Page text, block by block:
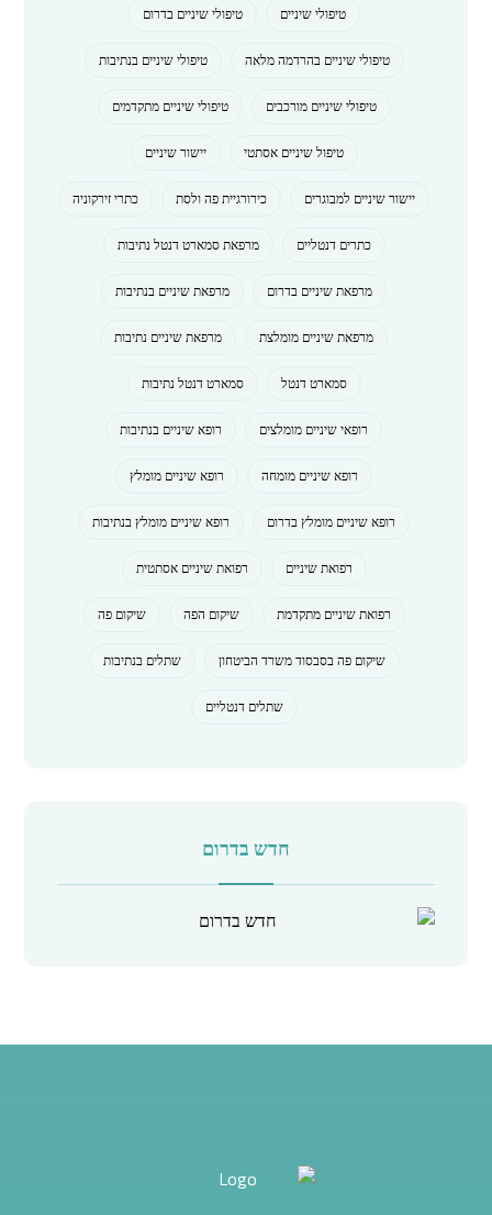
טיפולי שיניים
טיפולי שיניים בדרום
טיפולי שיניים בהרדמה מלאה
טיפולי שיניים בנתיבות
טיפולי שיניים מורכבים
טיפולי שיניים מתקדמים
טיפול שיניים אסתטי
יישור שיניים
יישור שיניים למבוגרים
כירורגיית פה ולסת
כתרי זירקוניה
כתרים דנטליים
מרפאת סמארט דנטל נתיבות
מרפאת שיניים בדרום
מרפאת שיניים בנתיבות
מרפאת שיניים מומלצת
מרפאת שיניים נתיבות
סמארט דנטל
סמארט דנטל נתיבות
רופאי שיניים מומלצים
רופא שיניים בנתיבות
רופא שיניים מומחה
רופא שיניים מומלץ
רופא שיניים מומלץ בדרום
רופא שיניים מומלץ בנתיבות
רפואת שיניים
רפואת שיניים אסתטית
רפואת שיניים מתקדמת
שיקום הפה
שיקום פה
שיקום פה בסבסוד משרד הביטחון
שתלים בנתיבות
שתלים דנטליים
חדש בדרום